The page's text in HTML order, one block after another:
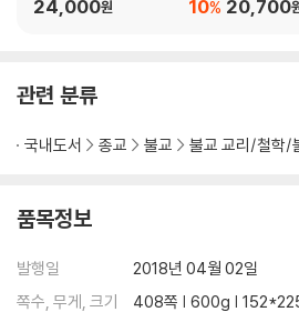
2) 덧붙이는 글
찾아보기
24,000원 20,700
10%
관련 분류
국내도서 종교 불교 불교 교리/철학/
품목정보
발행일
2018년 04월 02일
쪽수, 무게, 크기
408쪽 | 600g |